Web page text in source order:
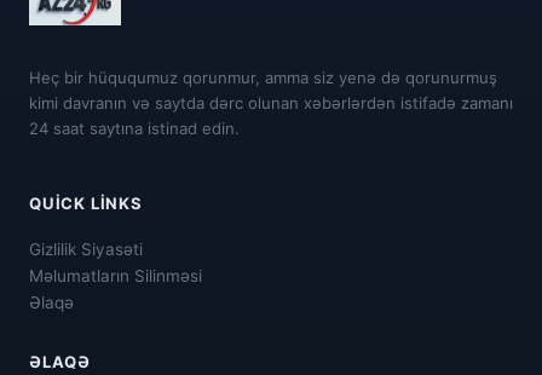
Heç bir hüququmuz qorunmur, amma siz yenə də qorunurmuş
kimi davranın və saytda dərc olunan xəbərlərdən istifadə zamanı
24 saat saytına istinad edin.
QUICK LINKS
Gizlilik Siyasəti
Məlumatların Silinməsi
Əlaqə
ƏLAQƏ